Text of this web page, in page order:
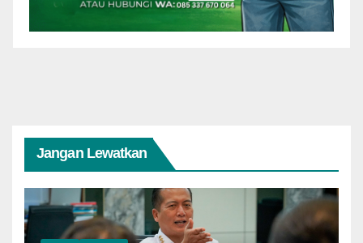
Jangan Lewatkan